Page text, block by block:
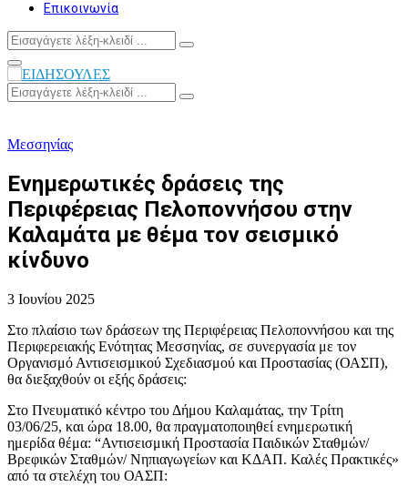
Επικοινωνία
Search
for:
Search
Facebook
Twitter
Instagram
Youtube
Primary
Menu
Search
for:
Search
Μεσσηνίας
Ενημερωτικές δράσεις της
Περιφέρειας Πελοποννήσου στην
Καλαμάτα με θέμα τον σεισμικό
κίνδυνο
3 Ιουνίου 2025
Στο πλαίσιο των δράσεων της Περιφέρειας Πελοποννήσου και της
Περιφερειακής Ενότητας Μεσσηνίας, σε συνεργασία με τον
Οργανισμό Αντισεισμικού Σχεδιασμού και Προστασίας (ΟΑΣΠ),
θα διεξαχθούν οι εξής δράσεις:
Στο Πνευματικό κέντρο του Δήμου Καλαμάτας, την Τρίτη
03/06/25, και ώρα 18.00, θα πραγματοποιηθεί ενημερωτική
ημερίδα θέμα: “Αντισεισμική Προστασία Παιδικών Σταθμών/
Βρεφικών Σταθμών/ Νηπιαγωγείων και ΚΔΑΠ. Καλές Πρακτικές»
από τα στελέχη του ΟΑΣΠ: